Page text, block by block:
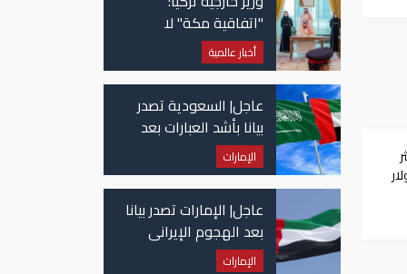
"اتفاقية مكة" لا
تستهدف إيران.. ومصر
قد تنضم إليها
أخبار عالمية
عاجل| السعودية تصدر
بيانا بأشد العبارات بعد
استهداف إيران لناقلة
إماراتية
الإمارات
عاجل| الإمارات تصدر بيانا
بعد الهجوم الإيراني
على سفينة تابعة
الإمارات